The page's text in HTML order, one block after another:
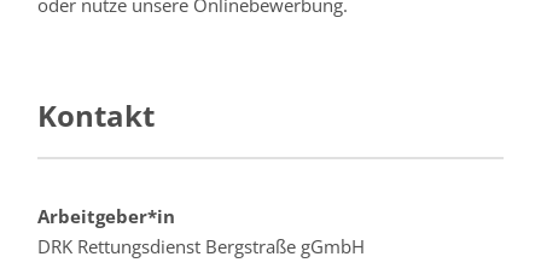
Kontakt
Arbeitgeber*in
DRK Rettungsdienst Bergstraße gGmbH